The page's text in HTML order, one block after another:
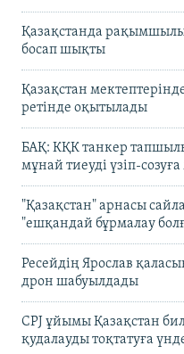
Қазақстанда
босап шықты
Қазақстан
ретінде оқытылады
БАҚ: КҚК танкер
мұнай тиеуді үзіп-
"Қазақстан" арнасы
"ешқандай бұрмалау
Ресейдің Ярослав
дрон шабуылдады
CPJ ұйымы Қазақстан
қудалауды тоқтатуға